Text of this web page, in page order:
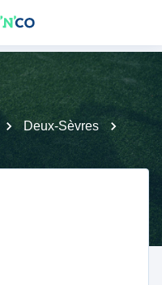
Deux-Sèvres